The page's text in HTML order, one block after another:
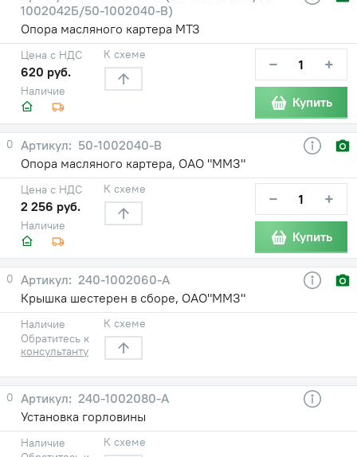
1002042Б/50-1002040-В)
Опора масляного картера МТЗ
Наличие
Цена с НДС
620 руб.
К схеме − +
Купить
0
50-1002040-В
Опора масляного картера, ОАО "ММЗ"
Наличие
Цена с НДС
2 256 руб.
К схеме − +
Купить
0
240-1002060-А
Крышка шестерен в сборе, ОАО"ММЗ"
Наличие
Обратитесь к
консультанту
К схеме
0
240-1002080-А
Установка горловины
Наличие
К схеме